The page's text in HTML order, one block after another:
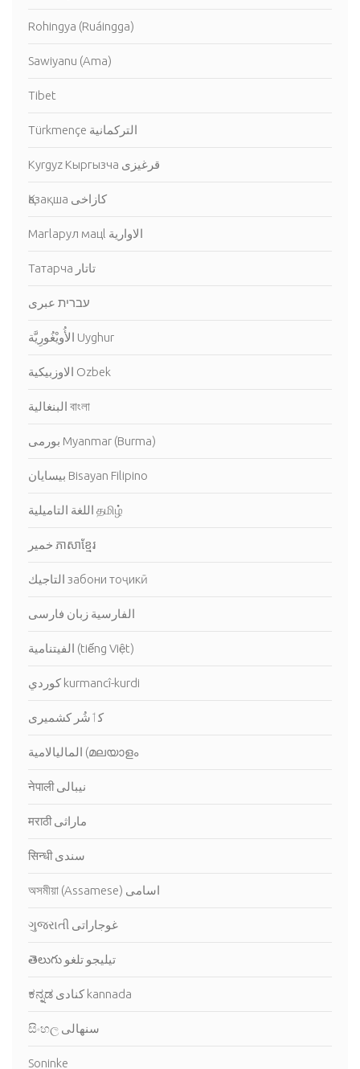
Rohingya (Ruáingga)
Sawiyanu (Ama)
Tibet
Türkmençe التركمانية
Kyrgyz Кыргызча قرغيزى
Қазақша كازاخى
Магlарул мацl الاوارية
Татарча تاتار
עברית عبرى
الأُويْغُورِيَّة Uyghur
الاوزبيكية Ozbek
البنغالية বাংলা
بورمى Myanmar (Burma)
بيسايان Bisayan Filipino
اللغة التاميلية தமிழ்
خمير ភាសាខ្មែរ
التاجيك забони тоҷикӣ
الفارسية زبان فارسی
الفيتنامية (tiếng Việt)
كوردي kurmancî-kurdi
کٲشُر كشميرى
الماليالامية (മലയാളം ‎
नेपाली نيبالى
मराठी ماراثى
सिन्धी سندى
অসমীয়া (Assamese) اسامى
ગુજરાતી غوجاراتى
తెలుగు تيليجو تلغو
ಕನ್ನಡ كنادى kannada
සිංහල سنهالى
Soninke